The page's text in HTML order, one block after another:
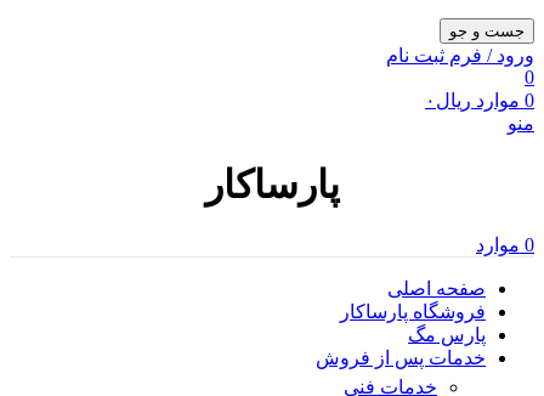
جست و جو
ورود / فرم ثبت نام
0
0 موارد ریال ۰
منو
پارساکار
0 موارد
صفحه اصلی
فروشگاه پارساکار
پارس مگ
خدمات پس از فروش
خدمات فنی